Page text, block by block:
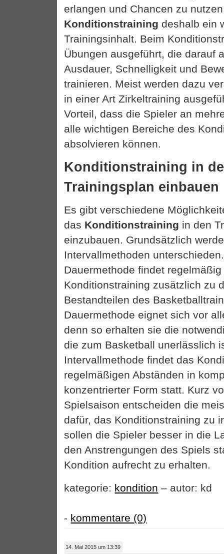
erlangen und Chancen zu
Konditionstraining deshalb ein
Trainingsinhalt. Beim
Übungen ausgeführt, die darauf
Ausdauer, Schnelligkeit und
trainieren. Meist werden dazu
in einer Art Zirkeltraining
Vorteil, dass die Spieler an
alle wichtigen Bereiche des
absolvieren können.
Konditionstraining in
Trainingsplan einbauen
Es gibt verschiedene
das Konditionstraining in den
einzubauen. Grundsätzlich
Intervallmethoden
Dauermethode findet
Konditionstraining zusätzlich zu
Bestandteilen des
Dauermethode eignet sich vor
denn so erhalten sie die
die zum Basketball unerlässlich
Intervallmethode findet das
regelmäßigen Abständen in
konzentrierter Form statt. Kurz
Spielsaison entscheiden die
dafür, das Konditionstraining zu
sollen die Spieler besser in die
den Anstrengungen des Spiels
Kondition aufrecht zu erhalten.
kategorie: kondition – autor: kd
- kommentare (0)
14. Mai 2015 um 13:39